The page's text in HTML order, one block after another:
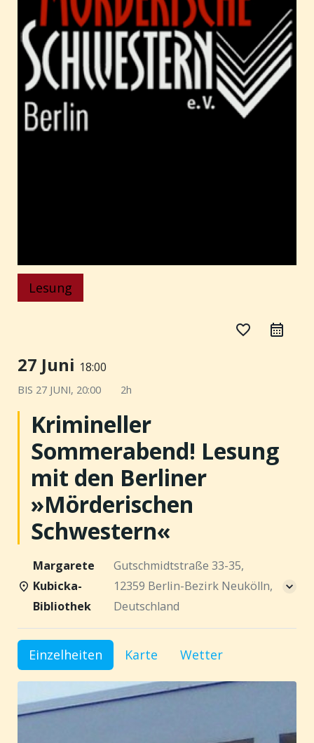
Lesung
favorite_border
27 Juni 18:00
BIS 27 JUNI, 20:00 2h
Krimineller
Sommerabend! Lesung
mit den Berliner
»Mörderischen
Schwestern«
Margarete
Kubicka-
Bibliothek
Gutschmidtstraße 33-35,
12359 Berlin-Bezirk Neukölln,
Deutschland
Einzelheiten Karte Wetter